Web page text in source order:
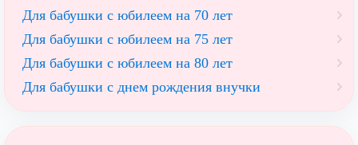
Для бабушки с юбилеем на 70 лет
Для бабушки с юбилеем на 75 лет
Для бабушки с юбилеем на 80 лет
Для бабушки с днем рождения внучки